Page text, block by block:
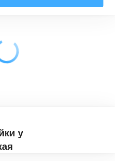
у